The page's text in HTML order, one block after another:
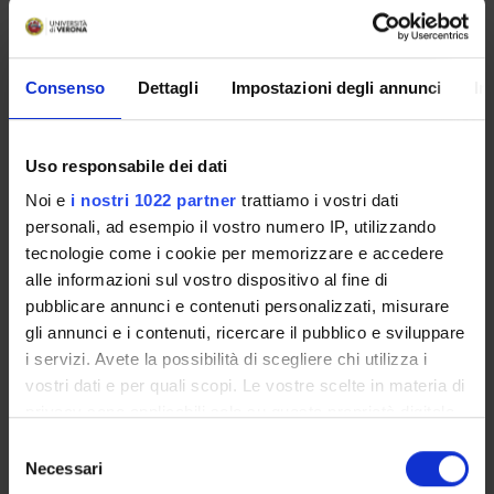
Consenso Dettagli Impostazioni degli annunci
Uso responsabile dei dati
Noi e i nostri 1022 partner trattiamo i vostri dati
personali, ad esempio il vostro numero IP, utilizzando
tecnologie come i cookie per memorizzare e accedere
alle informazioni sul vostro dispositivo al fine di
pubblicare annunci e contenuti personalizzati, misurare
gli annunci e i contenuti, ricercare il pubblico e sviluppare
i servizi. Avete la possibilità di scegliere chi utilizza i
vostri dati e per quali scopi. Le vostre scelte in materia di
modificare o revocare il proprio consenso in qualsiasi
delNecessari
utilizzare per studi futuri, quali i "Genome Wide
Association Studies (GWAS)", e da condividere con altri
team di ricerca nazionali e internazionali.
Ministero della Salute
Funds:requested
Syllabus:ENTIVARI - Contributo da enti pubblici/privati
generico
PROJECT PARTICIPANTS
Simone Accordini
Associate Professor